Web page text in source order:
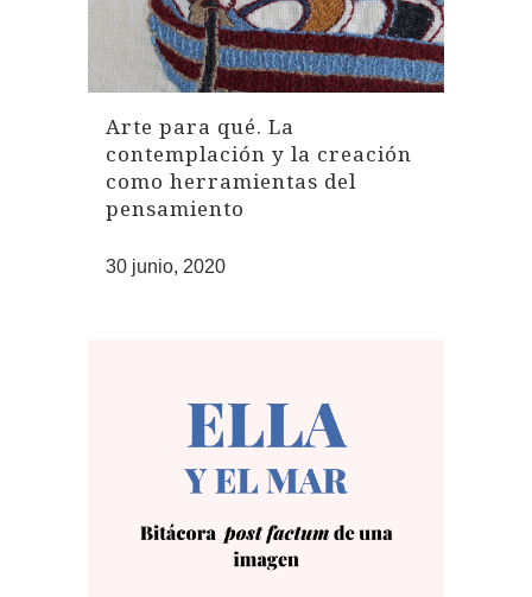
Arte para qué. La
contemplación y la creación
como herramientas del
pensamiento
30 junio, 2020